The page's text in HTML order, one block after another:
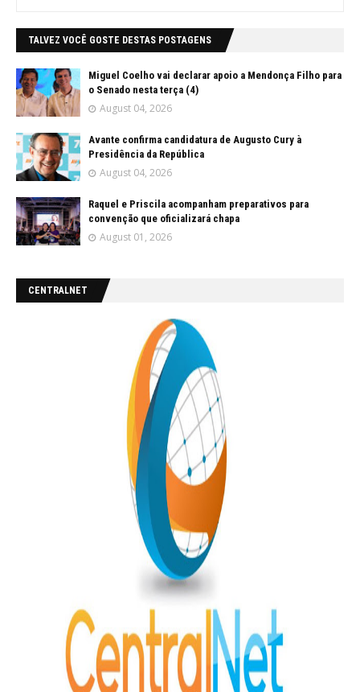
TALVEZ VOCÊ GOSTE DESTAS POSTAGENS
Miguel Coelho vai declarar apoio a Mendonça Filho para
o Senado nesta terça (4)
August 04, 2026
Avante confirma candidatura de Augusto Cury à
Presidência da República
August 04, 2026
Raquel e Priscila acompanham preparativos para
convenção que oficializará chapa
August 01, 2026
CENTRALNET